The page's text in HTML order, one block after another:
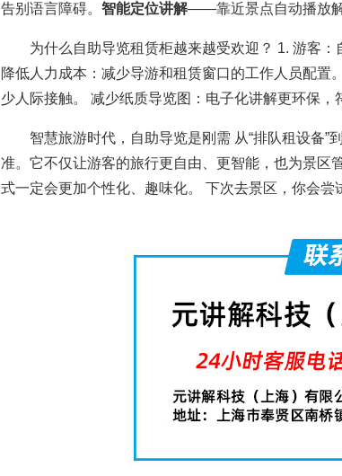
告别语言障碍。 智能定位讲解——靠近景点自动播放解
为什么自助导览租赁柜越来越受欢迎？ 1. 游客
降低人力成本：减少导游和租赁窗口的工作人员配
少人际接触。 减少纸质导览图：电子化讲解更环保，
智慧旅游时代，自助导览是刚需 从“排队租设备”
准。它不仅让游客的旅行更自由、更智能，也为景区
式一定会更加个性化、趣味化。 下次去景区，你会尝